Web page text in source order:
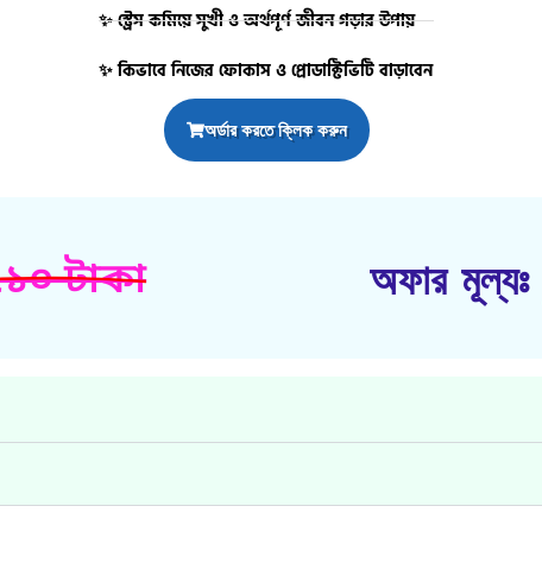
✨ স্ট্রেস কমিয়ে সুখী ও অর্থপূর্ণ জীবন গড়ার উপায়
✨ কিভাবে নিজের ফোকাস ও প্রোডাক্টিভিটি বাড়াবেন
অর্ডার করতে ক্লিক করুন
টাকা অফার মূল্যঃ